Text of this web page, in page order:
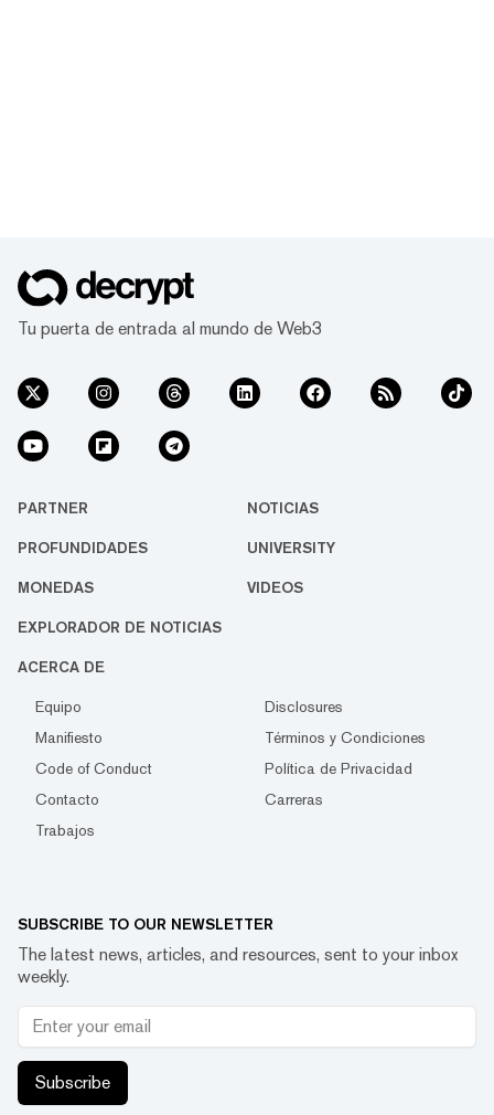
Tu puerta de entrada al mundo de Web3
PARTNER NOTICIAS
PROFUNDIDADES UNIVERSITY
MONEDAS VIDEOS
EXPLORADOR DE NOTICIAS
ACERCA DE
Equipo
Disclosures
Manifiesto
Términos y Condiciones
Code of Conduct
Política de Privacidad
Contacto
Carreras
Trabajos
SUBSCRIBE TO OUR NEWSLETTER
The latest news, articles, and resources, sent to your inbox
weekly.
Subscribe